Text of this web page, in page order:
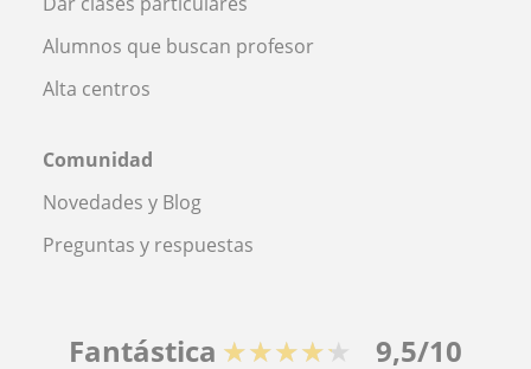
Alumnos que buscan profesor
Alta centros
Comunidad
Novedades y Blog
Preguntas y respuestas
Fantástica ★★★★★ 9,5/10